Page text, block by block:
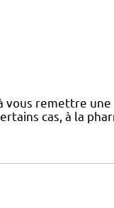
vous remettre une
cas, à la